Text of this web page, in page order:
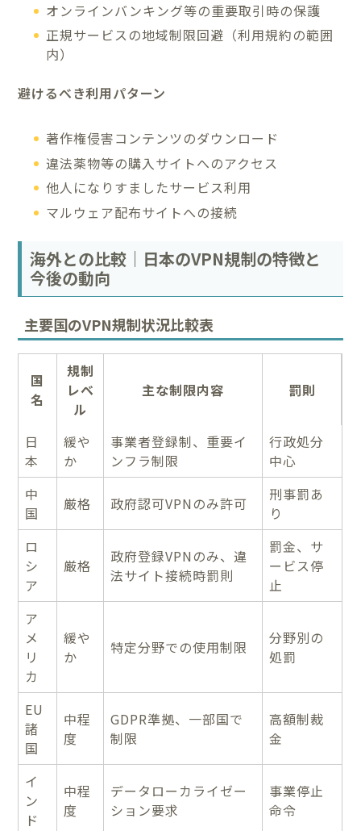
オンラインバンキング等の重要取引時の保護
正規サービスの地域制限回避（利用規約の範囲
内）
避けるべき利用パターン
著作権侵害コンテンツのダウンロード
違法薬物等の購入サイトへのアクセス
他人になりすましたサービス利用
マルウェア配布サイトへの接続
海外との比較｜日本のVPN規制の特徴と
今後の動向
主要国のVPN規制状況比較表
国
名
規制
レベ
ル
主な制限内容 罰則
日
本
緩や
か
事業者登録制、重要イ
ンフラ制限
行政処分
中心
中
国
厳格 政府認可VPNのみ許可
刑事罰あ
り
ロ
シ
ア
厳格
政府登録VPNのみ、違
法サイト接続時罰則
罰金、サ
ービス停
止
ア
メ
リ
カ
緩や
か
特定分野での使用制限
分野別の
処罰
EU
諸
国
中程
度
GDPR準拠、一部国で
制限
高額制裁
金
イ
ン
ド
中程
度
データローカライゼー
ション要求
事業停止
命令